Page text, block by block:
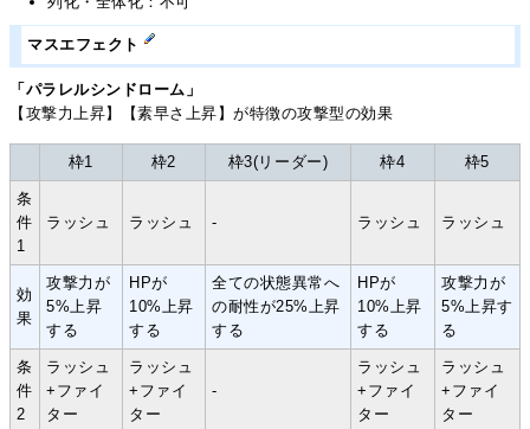
マスエフェクト
「パラレルシンドローム」
【攻撃力上昇】【素早さ上昇】が特徴の攻撃型の効果
枠1 枠2 枠3(リーダー) 枠4 枠5
条
件
1
ラッシュ ラッシュ - ラッシュ ラッシュ
効
果
攻撃力が
5%上昇
する
HPが
10%上昇
する
全ての状態異常へ
の耐性が25%上昇
する
HPが
10%上昇
する
攻撃力が
5%上昇す
る
条
件
2
ラッシュ
+ファイ
ター
ラッシュ
+ファイ
ター
-
ラッシュ
+ファイ
ター
ラッシュ
+ファイ
ター